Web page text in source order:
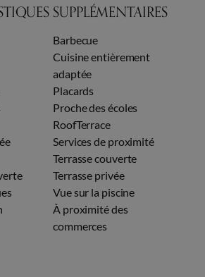
SUPPLÉMENTAIRES
Barbecue
Cuisine entièrement
adaptée
Placards
Proche des écoles
RoofTerrace
Services de proximité
Terrasse couverte
Terrasse privée
Vue sur la piscine
À proximité des
commerces